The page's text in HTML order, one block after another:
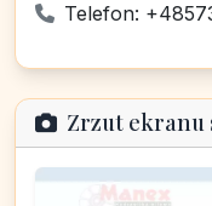
Telefon:
Zrzut ekranu